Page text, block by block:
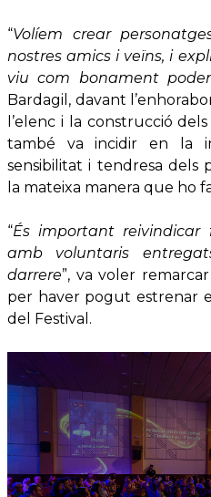
“Volíem crear
nostres amics i veïns, i
viu com bonament
Bardagil, davant
l’elenc i la construcció
també va incidir en la
sensibilitat i tendresa dels
la mateixa manera que ho
“És important reivindicar
amb voluntaris
darrere”, va voler
per haver pogut estrenar
del Festival.